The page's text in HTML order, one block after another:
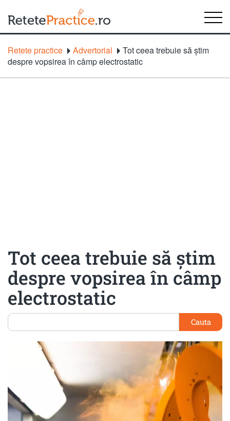
Retete practice Advertorial
Tot ceea trebuie să știm
despre vopsirea în câmp electrostatic
Tot ceea trebuie să știm
despre vopsirea în câmp
electrostatic
Cauta